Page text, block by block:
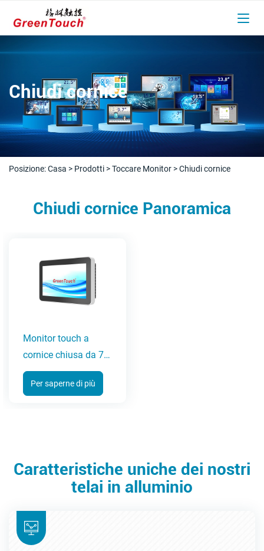
Chiudi cornice
Posizione:Casa > Prodotti >Toccare Monitor >Chiudi cornice
Chiudi cornice Panoramica
Monitor touch a
cornice chiusa da 7-
27 pollici (serie 3A)
Per saperne di più
Caratteristiche uniche dei nostri
telai in alluminio